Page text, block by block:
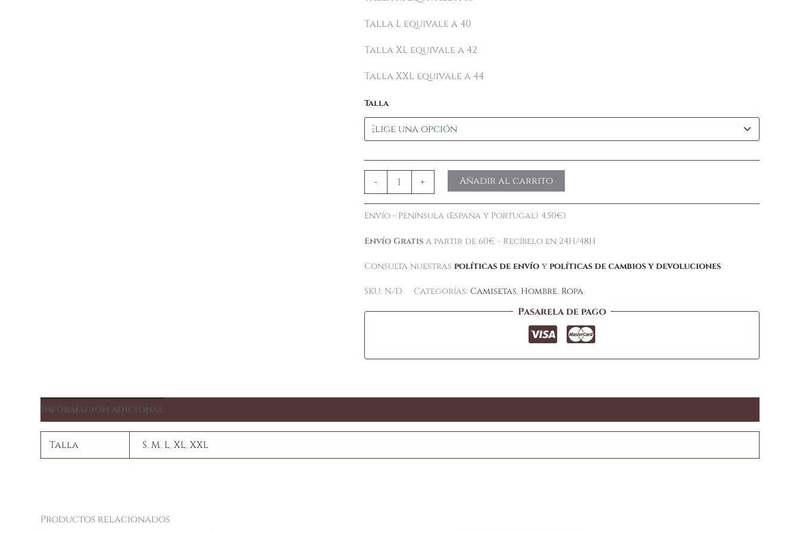
Talla L equivale a 40
Talla XL equivale a 42
Talla XXL equivale a 44
Talla
- + Añadir al carrito
Envío - Península (España y Portugal) 4,50€)
Envío Gratisa partir de 60€ - Recíbelo en 24H/48H
Consulta nuestras políticas de envíoy políticas de cambios y devoluciones
SKU: N/D Categorías: Camisetas, Hombre, Ropa
Pasarela de pago
Información adicional
Talla S,M, L,XL,XXL
Productos relacionados